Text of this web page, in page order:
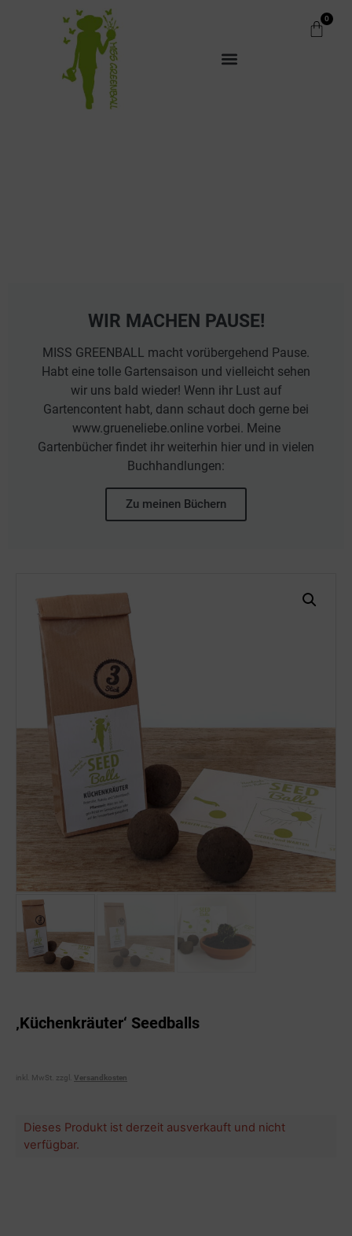
0
WIR MACHEN PAUSE!
MISS GREENBALL macht vorübergehend Pause.
Habt eine tolle Gartensaison und vielleicht sehen
wir uns bald wieder! Wenn ihr Lust auf
Gartencontent habt, dann schaut doch gerne bei
www.grueneliebe.online vorbei. Meine
Gartenbücher findet ihr weiterhin hier und in vielen
Buchhandlungen:
Zu meinen Büchern
‚Küchenkräuter‘ Seedballs
inkl. MwSt. zzgl. Versandkosten
Dieses Produkt ist derzeit ausverkauft und nicht
verfügbar.